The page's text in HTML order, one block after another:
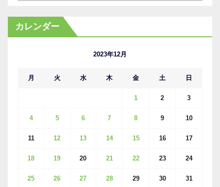
カ
イ
カレンダー
2023年12月
月 火 水 木 金 土 日
1 2 3
4 5 6 7 8 9 10
11 12 13 14 15 16 17
18 19 20 21 22 23 24
25 26 27 28 29 30 31